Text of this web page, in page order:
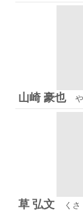
山崎 豪也
草 弘文 く